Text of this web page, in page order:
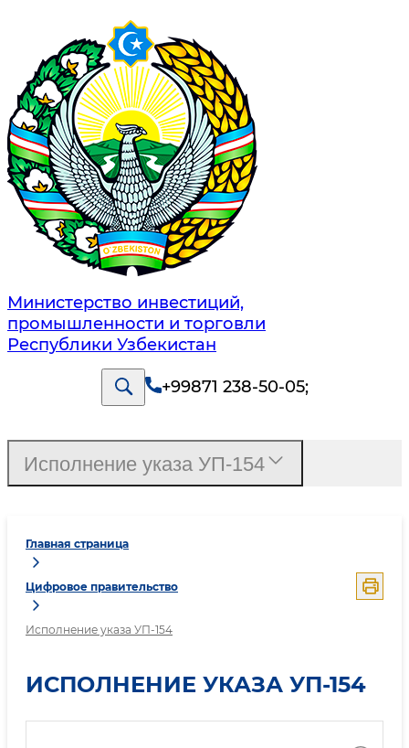
Министерство инвестиций,
промышленности и торговли
Республики Узбекистан
+99871 238-50-05;
Главная страница
Цифровое правительство
Исполнение указа УП-154
ИСПОЛНЕНИЕ УКАЗА УП-154
Исполнение указа УП-154